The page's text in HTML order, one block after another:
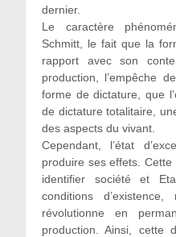
dernier.
Le caractère
Schmitt, le fait que la
rapport avec son
production, l’empêche
forme de dictature, que
de dictature totalitaire,
des aspects du vivant.
Cependant, l’état
produire ses effets.
identifier société et
conditions
révolutionne en
production. Ainsi, cette